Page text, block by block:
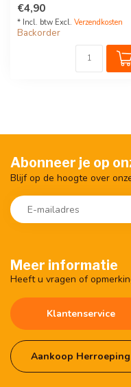
Spaanse markt
€4,90
* Incl. btw Excl. Verzendkosten
Backorder
Meer informatie
Heeft u vragen of
Klantenservice
Aankoop Herroeping
Abonneer je op
Blijf op de hoogte over